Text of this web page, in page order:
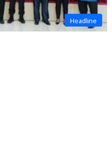
Headline